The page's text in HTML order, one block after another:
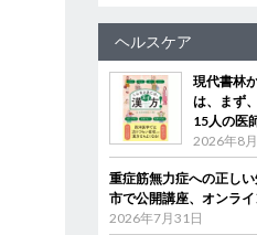
ヘルスケア
現代書林
は、まず
15人の医
2026年8
重症筋無力症への正し
市で公開講座、オンラ
2026年7月31日